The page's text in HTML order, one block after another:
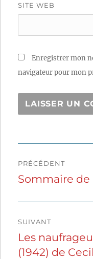
SITE WEB
Enregistrer mon
navigateur pour mon
de
PRÉCÉDENT
Publication
Sommaire de
SUIVANT
Publication
suivante :
Les
(1942) de